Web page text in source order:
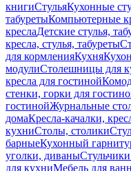
книгиСтульяКухонные
табуретыКомпьютерные
креслаДетские стулья,
кресла, стулья, табуреты
для кормленияКухня
модулиСтолешницы для
кресла для гостиной
стенки, горки для
гостинойЖурнальные
домаКресла-качалки,
кухниСтолы, столики
барныеКухонный
уголки, диваны
для кухниМебель для